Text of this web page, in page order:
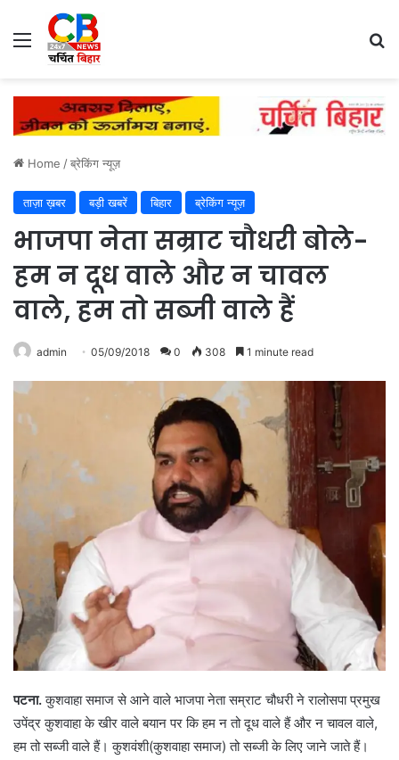
Menu
Home /ब्रेकिंग न्यूज़
ताज़ा ख़बर बड़ी खबरें बिहार ब्रेकिंग न्यूज़
भाजपा नेता सम्राट चौधरी बोले-
हम न दूध वाले और न चावल
वाले, हम तो सब्जी वाले हैं
admin 05/09/2018 0 308 1 minute read
पटना.कुशवाहा समाज से आने वाले भाजपा नेता सम्राट चौधरी नेरालोसपाप्रमुख
उपेंद्र कुशवाहा के खीर वाले बयान पर कि हम न तो दूध वाले हैं और न चावल वाले,
हम तो सब्जी वाले हैं।कुशवंशी(कुशवाहा समाज) तो सब्जी के लिए जाने जाते हैं।